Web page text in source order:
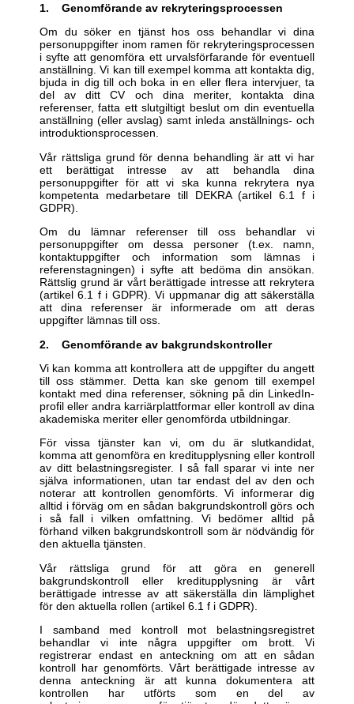
1. Genomförande av rekryteringsprocessen
Om du söker en tjänst hos oss behandlar vi dina
personuppgifter inom ramen för rekryteringsprocessen
i syfte att genomföra ett urvalsförfarande för eventuell
anställning. Vi kan till exempel komma att kontakta dig,
bjuda in dig till och boka in en eller flera intervjuer, ta
del av ditt CV och dina meriter, kontakta dina
referenser, fatta ett slutgiltigt beslut om din eventuella
anställning (eller avslag) samt inleda anställnings- och
introduktionsprocessen.
Vår rättsliga grund för denna behandling är att vi har
ett berättigat intresse av att behandla dina
personuppgifter för att vi ska kunna rekrytera nya
kompetenta medarbetare till DEKRA (artikel 6.1 f i
GDPR).
Om du lämnar referenser till oss behandlar vi
personuppgifter om dessa personer (t.ex. namn,
kontaktuppgifter och information som lämnas i
referenstagningen) i syfte att bedöma din ansökan.
Rättslig grund är vårt berättigade intresse att rekrytera
(artikel 6.1 f i GDPR). Vi uppmanar dig att säkerställa
att dina referenser är informerade om att deras
uppgifter lämnas till oss.
2. Genomförande av bakgrundskontroller
Vi kan komma att kontrollera att de uppgifter du angett
till oss stämmer. Detta kan ske genom till exempel
kontakt med dina referenser, sökning på din LinkedIn-
profil eller andra karriärplattformar eller kontroll av dina
akademiska meriter eller genomförda utbildningar.
För vissa tjänster kan vi, om du är slutkandidat,
komma att genomföra en kreditupplysning eller kontroll
av ditt belastningsregister. I så fall sparar vi inte ner
själva informationen, utan tar endast del av den och
noterar att kontrollen genomförts. Vi informerar dig
alltid i förväg om en sådan bakgrundskontroll görs och
i så fall i vilken omfattning. Vi bedömer alltid på
förhand vilken bakgrundskontroll som är nödvändig för
den aktuella tjänsten.
Vår rättsliga grund för att göra en generell
bakgrundskontroll eller kreditupplysning är vårt
berättigade intresse av att säkerställa din lämplighet
för den aktuella rollen (artikel 6.1 f i GDPR).
I samband med kontroll mot belastningsregistret
behandlar vi inte några uppgifter om brott. Vi
registrerar endast en anteckning om att en sådan
kontroll har genomförts. Vårt berättigade intresse av
denna anteckning är att kunna dokumentera att
kontrollen har utförts som en del av